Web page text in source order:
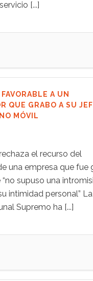
[...]
A UN
QUE GRABO A SU
MÓVIL
el recurso del
una empresa que fue
supuso una
intimidad personal”
Supremo ha [...]